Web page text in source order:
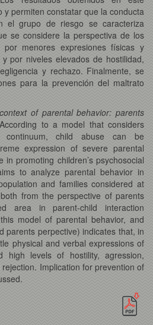
y permiten constatar que la conducta
el grupo de riesgo se caracteriza
se considere la perspectiva de los
menores expresiones físicas y
por niveles elevados de hostilidad,
y rechazo. Finalmente, se
para la prevención del maltrato
of parental behavior: parents
According to a model that considers
child abuse can be
expression of severe parental
in promoting children’s psychosocial
to analyze parental behavior in
and families considered at
from the perspective of parents
area in parent-child interaction
model of parental behavior, and
parents perpective) indicates that, in
physical and verbal expressions of
high levels of hostility, agression,
Implication for prevention of